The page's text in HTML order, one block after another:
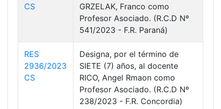
CS
GRZELAK, Franco como
Profesor Asociado. (R.C.D Nº
541/2023 - F.R. Paraná)
RES
2936/2023
CS
Designa, por el término de
SIETE (7) años, al docente
RICO, Angel Rmaon como
Profesor Asociado. (R.C.D Nº
238/2023 - F.R. Concordia)